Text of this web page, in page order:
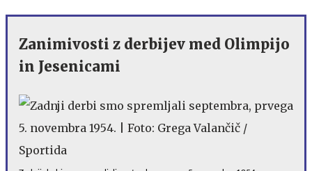
Zanimivosti z derbijev med Olimpijo
in Jesenicami